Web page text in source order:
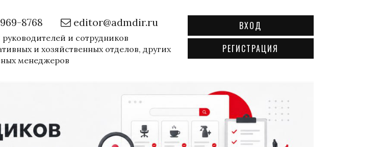
8768 editor@admdir.ru
и сотрудников
и хозяйственных отделов, других
менеджеров
ВХОД
РЕГИСТРАЦИЯ